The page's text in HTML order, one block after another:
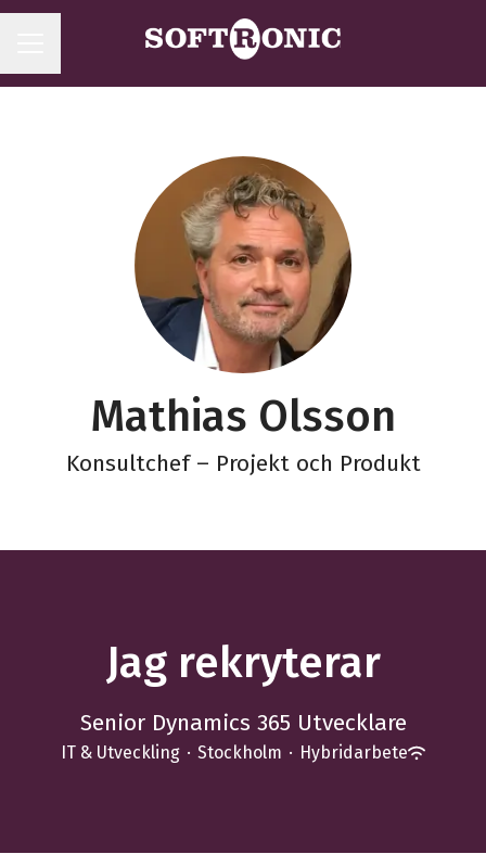
Mathias Olsson
Konsultchef – Projekt och Produkt
Jag rekryterar
Senior Dynamics 365 Utvecklare
IT & Utveckling · Stockholm · Hybridarbete